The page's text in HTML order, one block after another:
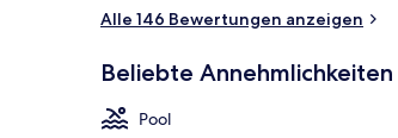
Alle 146 Bewertungen anzeigen
Beliebte Annehmlichkeiten
Pool